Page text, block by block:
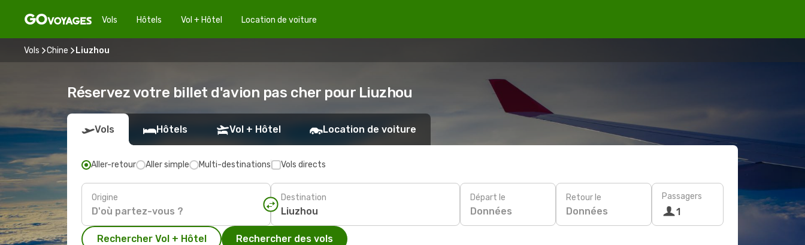
Vols Hôtels Vol + Hôtel Location de voiture
Vols Chine Liuzhou
Réservez votre billet d'avion pas cher pour Liuzhou
Vols Hôtels Vol + Hôtel Location de voiture
Aller-retour Aller simple Multi-destinations Vols directs
Origine Destination Départ le
Données
Retour le
Données
Passagers
1
Rechercher Vol + Hôtel Rechercher des vols